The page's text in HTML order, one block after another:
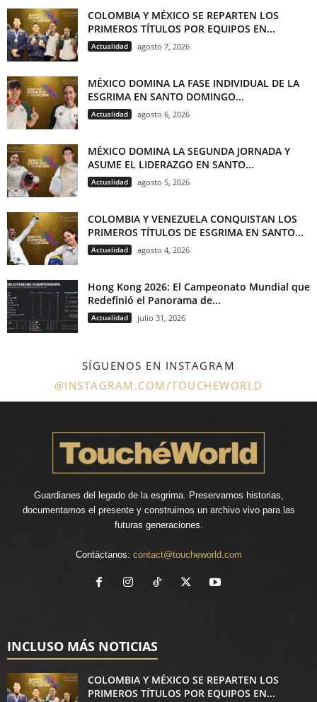
COLOMBIA Y MÉXICO SE REPARTEN LOS
PRIMEROS TÍTULOS POR EQUIPOS EN...
Actualidad agosto 7, 2026
MÉXICO DOMINA LA FASE INDIVIDUAL DE LA
ESGRIMA EN SANTO DOMINGO...
Actualidad agosto 6, 2026
MÉXICO DOMINA LA SEGUNDA JORNADA Y
ASUME EL LIDERAZGO EN SANTO...
Actualidad agosto 5, 2026
COLOMBIA Y VENEZUELA CONQUISTAN LOS
PRIMEROS TÍTULOS DE ESGRIMA EN SANTO...
Actualidad agosto 4, 2026
Hong Kong 2026: El Campeonato Mundial que
Redefinió el Panorama de...
Actualidad julio 31, 2026
SÍGUENOS EN INSTAGRAM
@INSTAGRAM.COM/TOUCHEWORLD
Guardianes del legado de la esgrima. Preservamos historias,
documentamos el presente y construimos un archivo vivo para las
futuras generaciones.
Contáctanos: contact@toucheworld.com
INCLUSO MÁS NOTICIAS
COLOMBIA Y MÉXICO SE REPARTEN LOS
PRIMEROS TÍTULOS POR EQUIPOS EN...